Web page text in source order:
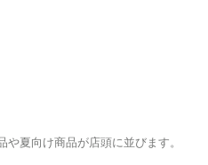
や夏向け商品が店頭に並びます。